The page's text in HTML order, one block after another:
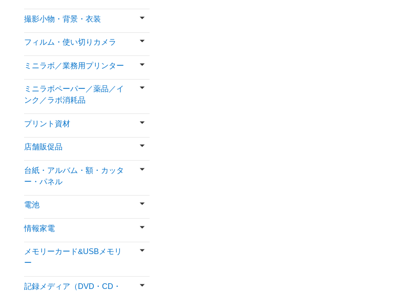
撮影小物・背景・衣装
フィルム・使い切りカメラ
ミニラボ／業務用プリンター
ミニラボペーパー／薬品／イ
ンク／ラボ消耗品
プリント資材
店舗販促品
台紙・アルバム・額・カッタ
ー・パネル
電池
情報家電
メモリーカード&USBメモリ
ー
記録メディア（DVD・CD・